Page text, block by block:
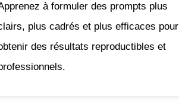
à formuler des prompts plus
plus cadrés et plus efficaces pour
des résultats reproductibles et